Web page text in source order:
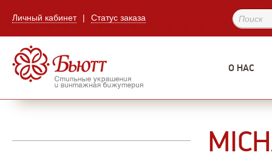
Личный кабинет | Статус заказа
О НАС